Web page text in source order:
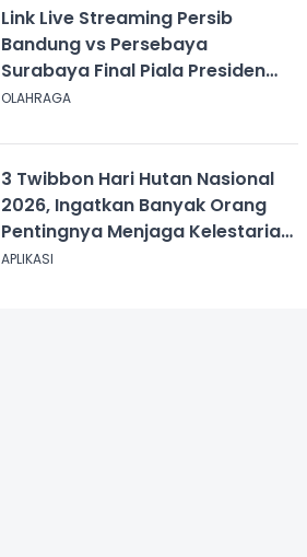
Link Live Streaming Persib
Bandung vs Persebaya
Surabaya Final Piala Presiden
2026, Kick-off Pukul 20.00 WIB
OLAHRAGA
3 Twibbon Hari Hutan Nasional
2026, Ingatkan Banyak Orang
Pentingnya Menjaga Kelestarian
Hutan
APLIKASI